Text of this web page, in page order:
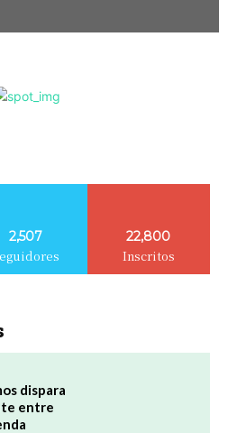
2,507 22,800
Inscritos
dispara
entre